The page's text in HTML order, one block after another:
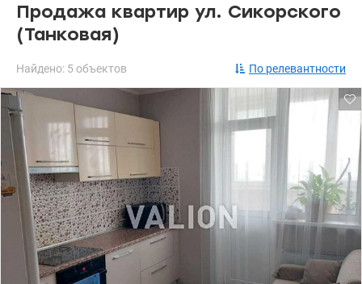
Продажа квартир ул. Сикорского
(Танковая)
Найдено: 5 объектов По релевантности